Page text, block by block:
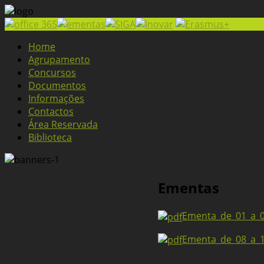
Home
Agrupamento
Concursos
Documentos
Informações
Contactos
Área Reservada
Biblioteca
Ementas